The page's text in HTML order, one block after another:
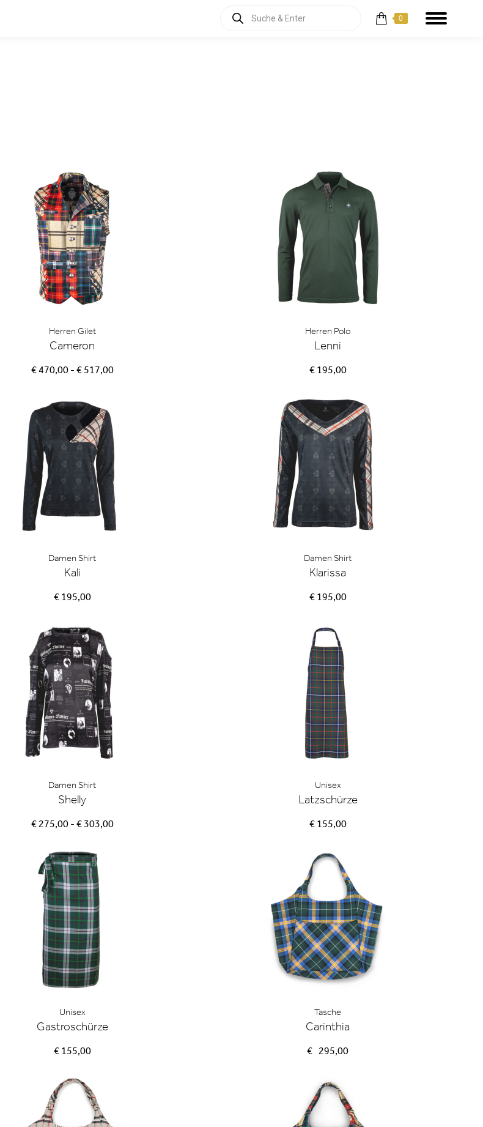
Products
search
0
Herren Gilet
Cameron
€ 470,00 - € 517,00
Herren Polo
Lenni
€ 195,00
Damen Shirt
Kali
€ 195,00
Damen Shirt
Klarissa
€ 195,00
Damen Shirt
Shelly
€ 275,00 - € 303,00
Unisex
Latzschürze
€ 155,00
Unisex
Gastroschürze
€ 155,00
Tasche
Carinthia
€ 295,00